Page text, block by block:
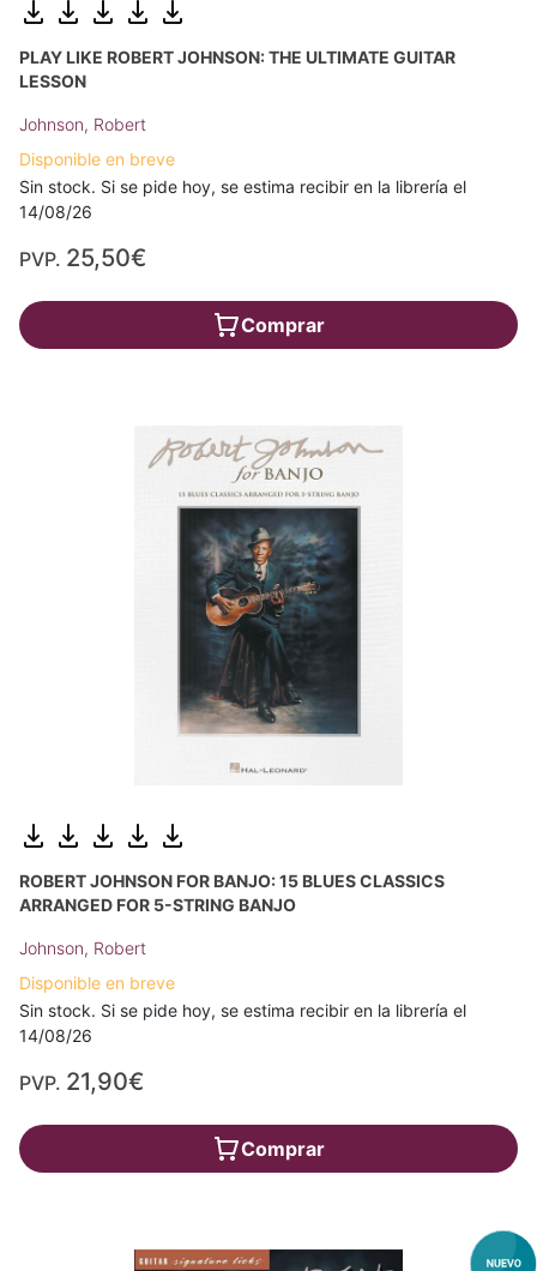
PLAY LIKE ROBERT JOHNSON: THE ULTIMATE GUITAR
LESSON
Johnson, Robert
Disponible en breve
Sin stock. Si se pide hoy, se estima recibir en la librería el
14/08/26
PVP. 25,50€
Comprar
ROBERT JOHNSON FOR BANJO: 15 BLUES CLASSICS
ARRANGED FOR 5-STRING BANJO
Johnson, Robert
Disponible en breve
Sin stock. Si se pide hoy, se estima recibir en la librería el
14/08/26
PVP. 21,90€
Comprar